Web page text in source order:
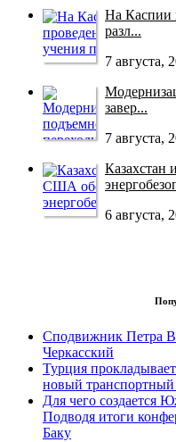
На Каспии
разл...
7 августа,
завер...
7 августа,
6 августа,
Сподвижник Петра
Черкасский
Турция
новый транспортный
Для чего создается
Подводя итоги
Баку